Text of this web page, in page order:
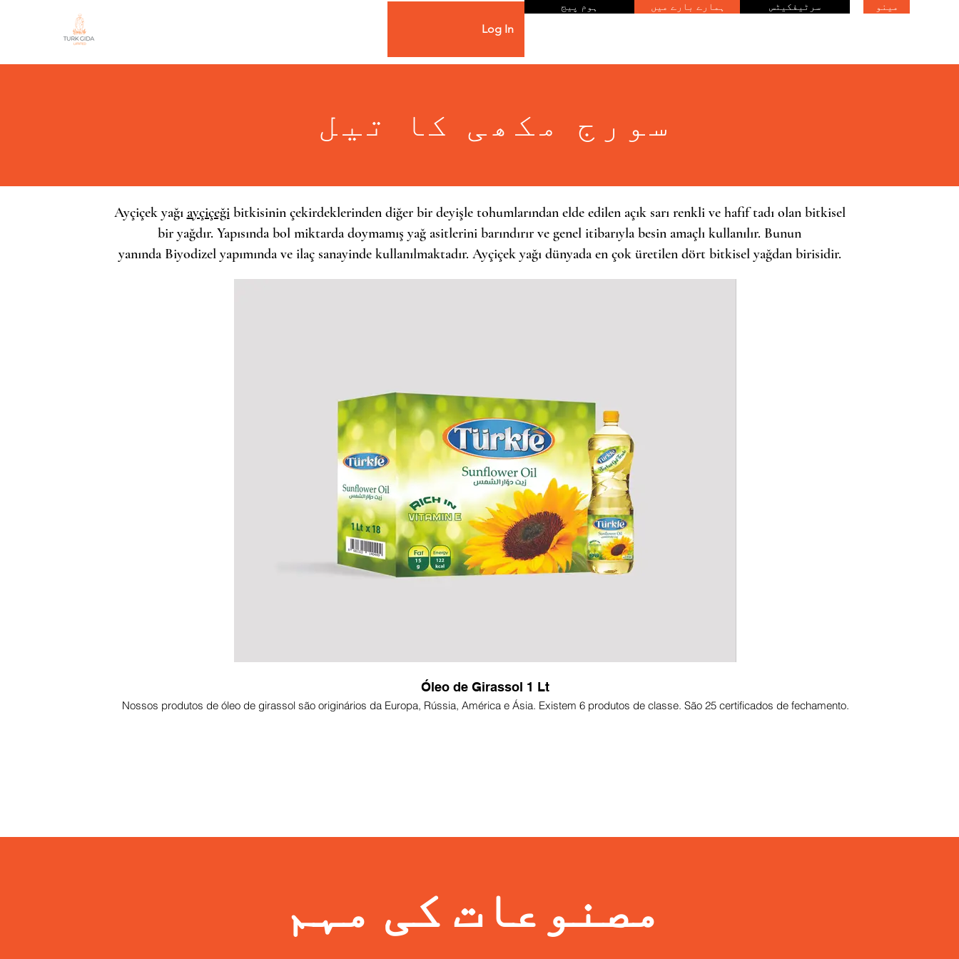
Log In
ہوم پیج مینو ہمارے بارے میں سرٹیفکیٹس
سورج مکھی کا تیل
Ayçiçek yağı ayçiçeğibitkisinin çekirdeklerinden diğer bir deyişle tohumlarından elde edilen açık sarı renkli ve hafif tadı olan bitkisel
bir yağdır. Yapısında bol miktarda doymamış yağ asitlerini barındırır ve genel itibarıyla besin amaçlı kullanılır. Bunun
yanında Biyodizelyapımında ve ilaç sanayinde kullanılmaktadır. Ayçiçek yağı dünyada en çok üretilen dört bitkisel yağdan birisidir.
Óleo de Girassol 1 Lt
Nossos produtos de óleo de girassol são originários da Europa, Rússia, América e Ásia. Existem 6 produtos de classe. São 25 certificados de fechamento.
مصنوعات کی مہم